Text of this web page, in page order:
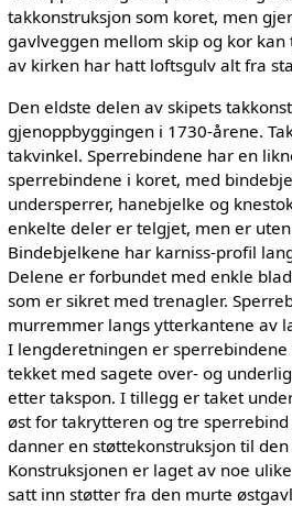
takkonstruksjon som koret, men
gavlveggen mellom skip og kor
av kirken har hatt loftsgulv alt fra
Den eldste delen av skipets
gjenoppbyggingen i 1730-årene.
takvinkel. Sperrebindene har en
sperrebindene i koret, med
undersperrer, hanebjelke og
enkelte deler er telgjet, men er
Bindebjelkene har karniss-profil
Delene er forbundet med enkle
som er sikret med trenagler.
murremmer langs ytterkantene av
I lengderetningen er
tekket med sagete over- og
etter takspon. I tillegg er taket
øst for takrytteren og tre
danner en støttekonstruksjon til
Konstruksjonen er laget av noe
satt inn støtter fra den murte